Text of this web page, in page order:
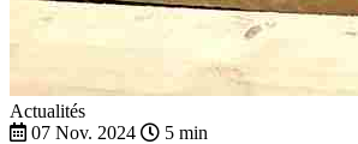
Actualités
07 Nov. 2024
5 min